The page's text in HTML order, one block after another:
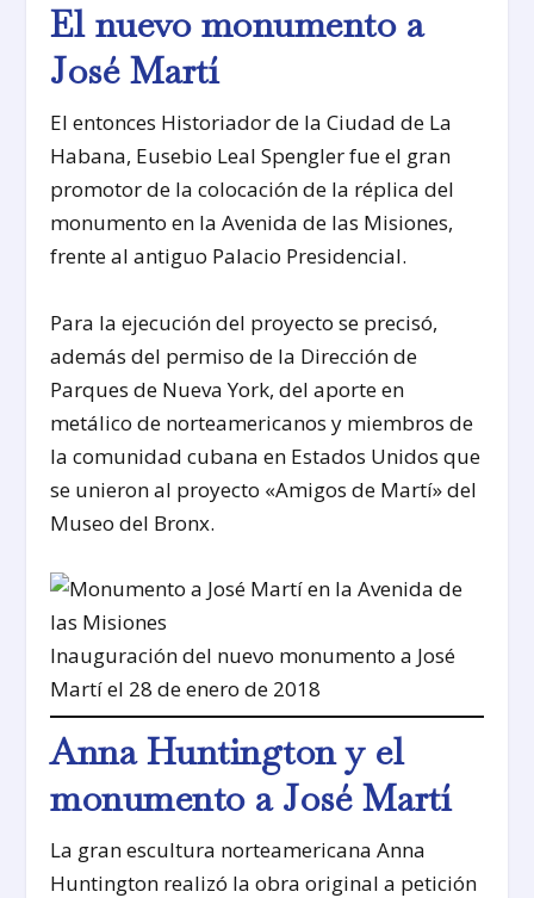
El nuevo monumento a
José Martí
El entonces Historiador de la Ciudad de La
Habana, Eusebio Leal Spengler fue el gran
promotor de la colocación de la réplica del
monumento en la Avenida de las Misiones,
frente al antiguo Palacio Presidencial.
Para la ejecución del proyecto se precisó,
además del permiso de la Dirección de
Parques de Nueva York, del aporte en
metálico de norteamericanos y miembros de
la comunidad cubana en Estados Unidos que
se unieron al proyecto «Amigos de Martí» del
Museo del Bronx.
Inauguración del nuevo monumento a José
Martí el 28 de enero de 2018
Anna Huntington y el
monumento a José Martí
La gran escultura norteamericana Anna
Huntington realizó la obra original a petición